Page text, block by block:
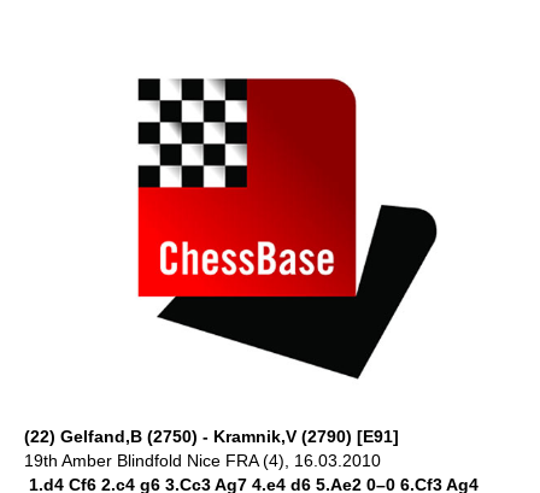
(22) Gelfand,B (2750) - Kramnik,V (2790) [E91]
19th Amber Blindfold Nice FRA (4), 16.03.2010
1.d4 Cf6 2.c4 g6 3.Cc3 Ag7 4.e4 d6 5.Ae2 0–0 6.Cf3 Ag4